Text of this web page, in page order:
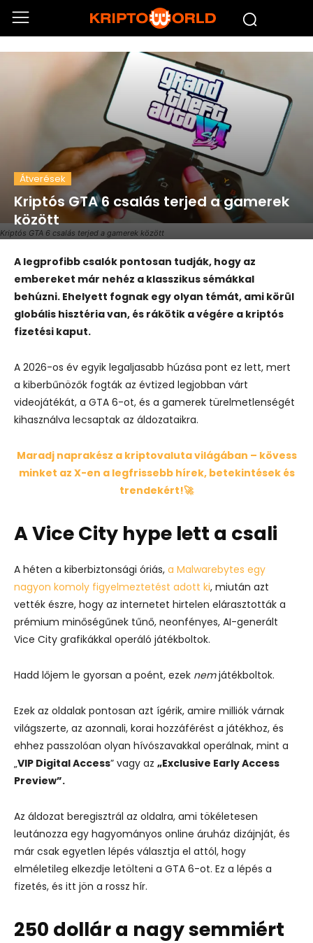
Kriptós GTA 6 csalás terjed a gamerek között
Átverések
Kriptós GTA 6 csalás terjed a gamerek
között
A legprofibb csalók pontosan tudják, hogy az
embereket már nehéz a klasszikus sémákkal
behúzni. Ehelyett fognak egy olyan témát, ami körül
globális hisztéria van, és rákötik a végére a kriptós
fizetési kaput.
A 2026-os év egyik legaljasabb húzása pont ez lett, mert
a kiberbűnözők fogták az évtized legjobban várt
videojátékát, a GTA 6-ot, és a gamerek türelmetlenségét
kihasználva lecsaptak az áldozataikra.
Maradj naprakész a kriptovaluta világában – kövess
minket az X-en a legfrissebb hírek, betekintések és
trendekért!🚀
A Vice City hype lett a csali
A héten a kiberbiztonsági óriás, a Malwarebytes egy
nagyon komoly figyelmeztetést adott ki, miután azt
vették észre, hogy az internetet hirtelen elárasztották a
prémium minőségűnek tűnő, neonfényes, AI-generált
Vice City grafikákkal operáló játékboltok.
Hadd lőjem le gyorsan a poént, ezek nemjátékboltok.
Ezek az oldalak pontosan azt ígérik, amire milliók várnak
világszerte, az azonnali, korai hozzáférést a játékhoz, és
ehhez passzolóan olyan hívószavakkal operálnak, mint a
„VIP Digital Access” vagy az „Exclusive Early Access
Preview”.
Az áldozat beregisztrál az oldalra, ami tökéletesen
leutánozza egy hagyományos online áruház dizájnját, és
már csak egyetlen lépés választja el attól, hogy
elméletileg elkezdje letölteni a GTA 6-ot. Ez a lépés a
fizetés, és itt jön a rossz hír.
250 dollár a nagy semmiért